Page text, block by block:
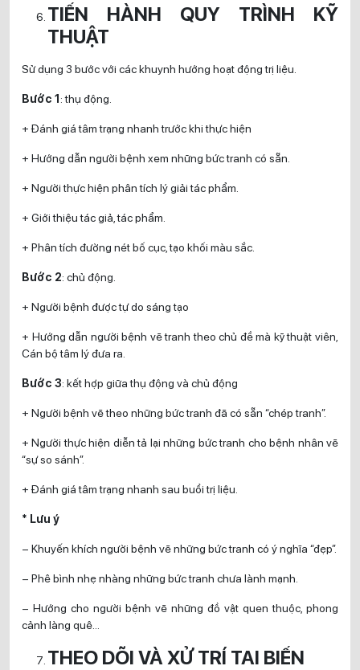
TIẾN HÀNH QUY TRÌNH KỸ
THUẬT
Sử dụng 3 bước với các khuynh hướng hoạt động trị liệu.
Bước 1 : thụ động.
+ Đánh giá tâm trạng nhanh trước khi thực hiện
+ Hướng dẫn người bệnh xem những bức tranh có sẵn.
+ Người thực hiện phân tích lý giải tác phẩm.
+ Giới thiệu tác giả, tác phẩm.
+ Phân tích đường nét bố cục, tạo khối màu sắc.
Bước 2: chủ động.
+ Người bệnh được tự do sáng tạo
+ Hướng dẫn người bệnh vẽ tranh theo chủ đề mà kỹ thuật viên,
Cán bộ tâm lý đưa ra.
Bước 3: kết hợp giữa thụ động và chủ động
+ Người bệnh vẽ theo những bức tranh đã có sẵn “chép tranh”.
+ Người thực hiện diễn tả lại những bức tranh cho bệnh nhân vẽ
“sự so sánh”.
+ Đánh giá tâm trạng nhanh sau buổi trị liệu.
* Lưu ý
– Khuyến khích người bệnh vẽ những bức tranh có ý nghĩa “đẹp”.
– Phê bình nhẹ nhàng những bức tranh chưa lành mạnh.
– Hướng cho người bệnh vẽ những đồ vật quen thuộc, phong
cảnh làng quê…
THEO DÕI VÀ XỬ TRÍ TAI BIẾN